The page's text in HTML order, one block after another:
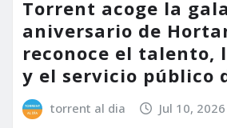
Torrent acoge la
aniversario de
reconoce el talento,
y el servicio público
torrent al dia Jul 10, 2026